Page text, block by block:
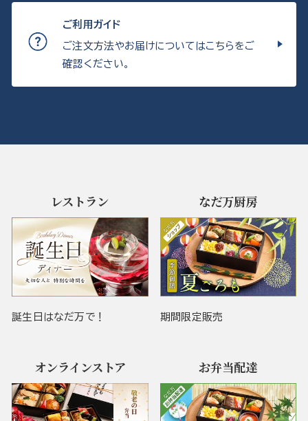
ご利用ガイド
ご注文方法やお届けについてはこちらをご
確認ください。
レストラン
誕生日はなだ万で！
なだ万厨房
期間限定販売
オンラインストア お弁当配達